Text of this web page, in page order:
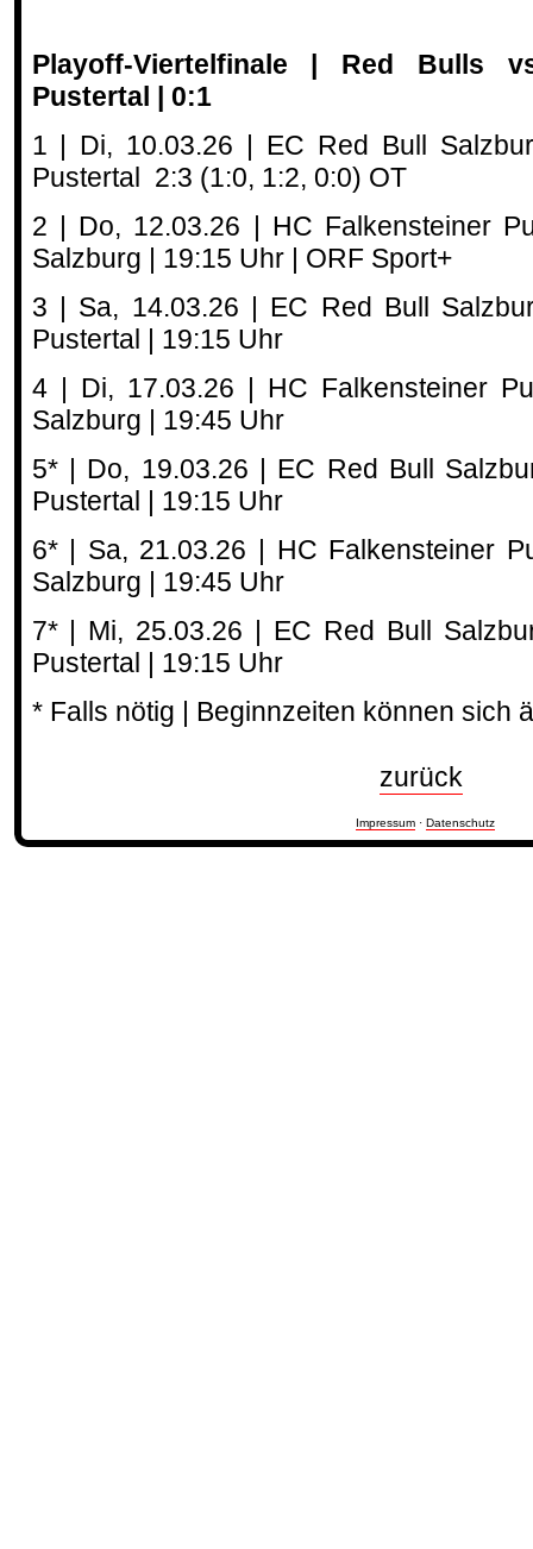
Playoff-Viertelfinale | Red Bulls
Pustertal | 0:1
1 | Di, 10.03.26 | EC Red Bull
Pustertal 2:3 (1:0, 1:2, 0:0) OT
2 | Do, 12.03.26 | HC Falkensteiner
Salzburg | 19:15 Uhr | ORF Sport+
3 | Sa, 14.03.26 | EC Red Bull
Pustertal | 19:15 Uhr
4 | Di, 17.03.26 | HC Falkensteiner
Salzburg | 19:45 Uhr
5* | Do, 19.03.26 | EC Red Bull
Pustertal | 19:15 Uhr
6* | Sa, 21.03.26 | HC Falkensteiner
Salzburg | 19:45 Uhr
7* | Mi, 25.03.26 | EC Red Bull
Pustertal | 19:15 Uhr
* Falls nötig | Beginnzeiten können sich
zurück
Impressum · Datenschutz